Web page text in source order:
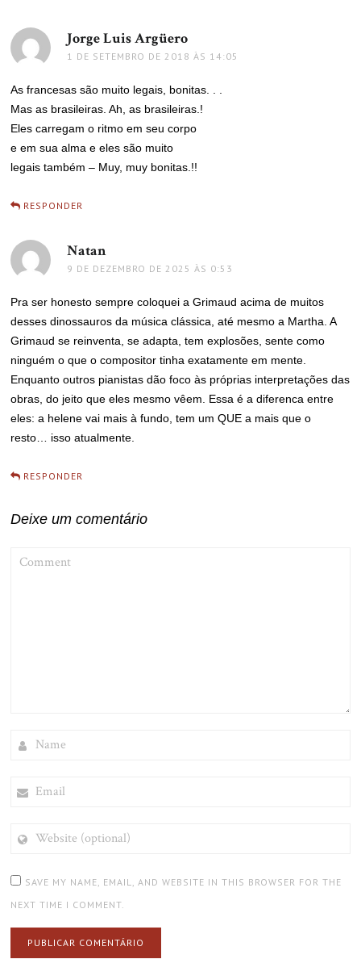
Jorge Luis Argüero
1 DE SETEMBRO DE 2018 ÀS 14:05
As francesas são muito legais, bonitas. . .
Mas as brasileiras. Ah, as brasileiras.!
Eles carregam o ritmo em seu corpo
e em sua alma e eles são muito
legais também – Muy, muy bonitas.!!
RESPONDER
Natan
9 DE DEZEMBRO DE 2025 ÀS 0:53
Pra ser honesto sempre coloquei a Grimaud acima de muitos
desses dinossauros da música clássica, até mesmo a Martha. A
Grimaud se reinventa, se adapta, tem explosões, sente como
ninguém o que o compositor tinha exatamente em mente.
Enquanto outros pianistas dão foco às próprias interpretações das
obras, do jeito que eles mesmo vêem. Essa é a diferenca entre
eles: a helene vai mais à fundo, tem um QUE a mais que o
resto… isso atualmente.
RESPONDER
Deixe um comentário
(OPTIONAL)
SAVE MY NAME, EMAIL, AND WEBSITE IN THIS BROWSER FOR THE
NEXT TIME I COMMENT.